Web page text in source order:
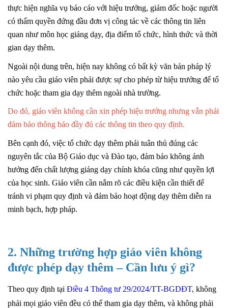
thực hiện nghĩa vụ báo cáo với hiệu trưởng, giám đốc hoặc người
có thẩm quyền đứng đầu đơn vị công tác về các thông tin liên
quan như môn học giảng dạy, địa điểm tổ chức, hình thức và thời
gian dạy thêm.
Ngoài nội dung trên, hiện nay không có bất kỳ văn bản pháp lý
nào yêu cầu giáo viên phải được sự cho phép từ hiệu trưởng để tổ
chức hoặc tham gia dạy thêm ngoài nhà trường.
Do đó, giáo viên không cần xin phép hiệu trưởng nhưng vẫn phải
đảm bảo thông báo đầy đủ các thông tin theo quy định.
Bên cạnh đó, việc tổ chức dạy thêm phải tuân thủ đúng các
nguyên tắc của Bộ Giáo dục và Đào tạo, đảm bảo không ảnh
hưởng đến chất lượng giảng dạy chính khóa cũng như quyền lợi
của học sinh. Giáo viên cần nắm rõ các điều kiện cần thiết để
tránh vi phạm quy định và đảm bảo hoạt động dạy thêm diễn ra
minh bạch, hợp pháp.
2. Những trường hợp giáo viên không
được phép dạy thêm – Cần lưu ý gì?
Theo quy định tại Điều 4 Thông tư 29/2024/TT-BGDĐT, không
phải mọi giáo viên đều có thể tham gia dạy thêm, và không phải